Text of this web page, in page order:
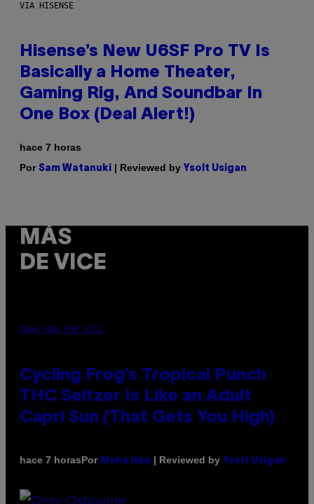
VIA HISENSE
Hisense’s New U6SF Pro TV Is
Basically a Home Theater,
Gaming Rig, And Soundbar In
One Box (Deal Alert!)
hace 7 horas
Por Sam Watanuki | Reviewed by Ysolt Usigan
MÁS
DE VICE
MAHA HAQ FOR VICE
Cycling Frog’s Tropical Punch
THC Seltzer Is Like an Adult
Capri Sun (That Gets You High)
hace 7 horasPor Maha Haq | Reviewed by Ysolt Usigan